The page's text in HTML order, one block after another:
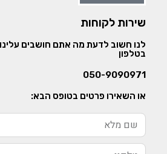
שירות לקוחות
לנו חשוב לדעת מה אתם חושבים עלינו
בטלפון
050-9090971
או השאירו פרטים בטופס הבא: